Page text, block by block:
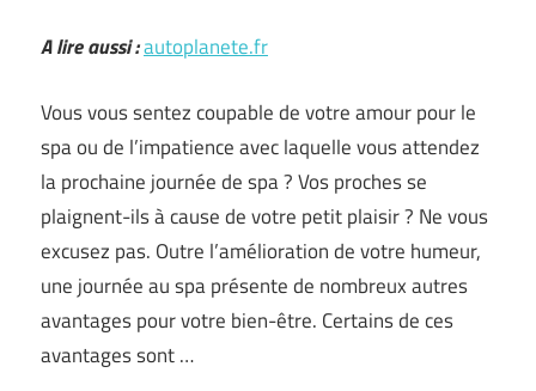
A lire aussi :autoplanete.fr
Vous vous sentez coupable de votre amour pour le
spa ou de l’impatience avec laquelle vous attendez
la prochaine journée de spa ? Vos proches se
plaignent-ils à cause de votre petit plaisir ? Ne vous
excusez pas. Outre l’amélioration de votre humeur,
une journée au spa présente de nombreux autres
avantages pour votre bien-être. Certains de ces
avantages sont …